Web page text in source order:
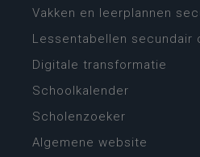
Vakken en leerplannen
Lessentabellen secundair
Digitale transformatie
Schoolkalender
Scholenzoeker
Algemene website